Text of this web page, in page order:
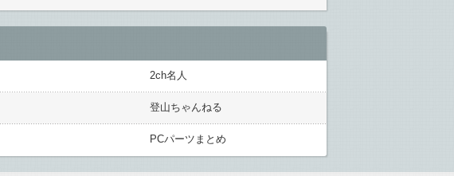
2ch名人
登山ちゃんねる
PCパーツまとめ